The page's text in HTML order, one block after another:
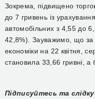
Зокрема, підвищено
до 7 гривень із
автомобільних з 4,55 до
42,8%). Зауважимо, що за
економіки на 22 квітня,
становила 33,66 гривні ,
Підписуйтесь та